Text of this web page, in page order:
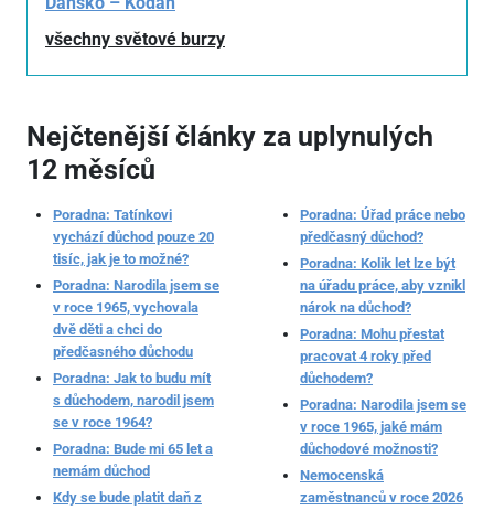
všechny světové burzy
Nejčtenější články za uplynulých
12 měsíců
Poradna: Tatínkovi
vychází důchod pouze 20
tisíc, jak je to možné?
Poradna: Narodila jsem se
v roce 1965, vychovala
dvě děti a chci do
předčasného důchodu
Poradna: Jak to budu mít
s důchodem, narodil jsem
se v roce 1964?
Poradna: Bude mi 65 let a
nemám důchod
Kdy se bude platit daň z
Poradna: Úřad práce nebo
předčasný důchod?
Poradna: Kolik let lze být
na úřadu práce, aby vznikl
nárok na důchod?
Poradna: Mohu přestat
pracovat 4 roky před
důchodem?
Poradna: Narodila jsem se
v roce 1965, jaké mám
důchodové možnosti?
Nemocenská
zaměstnanců v roce 2026